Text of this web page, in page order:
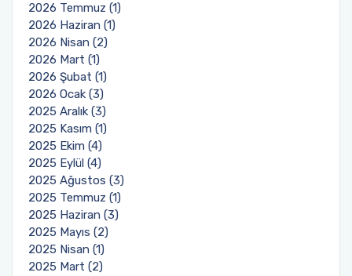
2026 Temmuz (1)
2026 Haziran (1)
2026 Nisan (2)
2026 Mart (1)
2026 Şubat (1)
2026 Ocak (3)
2025 Aralık (3)
2025 Kasım (1)
2025 Ekim (4)
2025 Eylül (4)
2025 Ağustos (3)
2025 Temmuz (1)
2025 Haziran (3)
2025 Mayıs (2)
2025 Nisan (1)
2025 Mart (2)